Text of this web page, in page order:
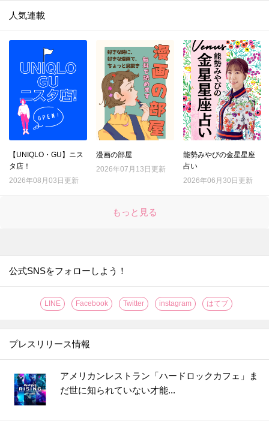
人気連載
【UNIQLO・GU】ニス
タ店！
2026年08月03日更新
漫画の部屋
2026年07月13日更新
能勢みやびの金星星座
占い
2026年06月30日更新
もっと見る
公式SNSをフォローしよう！
LINE Facebook Twitter instagram はてブ
プレスリリース情報
アメリカンレストラン「ハードロックカフェ」ま
だ世に知られていない才能...